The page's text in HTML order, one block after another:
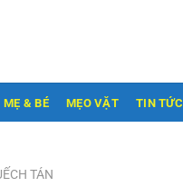
MẸ & BÉ MẸO VẶT TIN TỨC
TÁN